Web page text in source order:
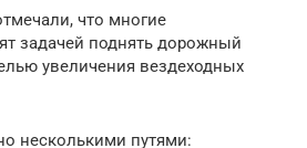
что многие
задачей поднять дорожный
увеличения вездеходных
несколькими путями: